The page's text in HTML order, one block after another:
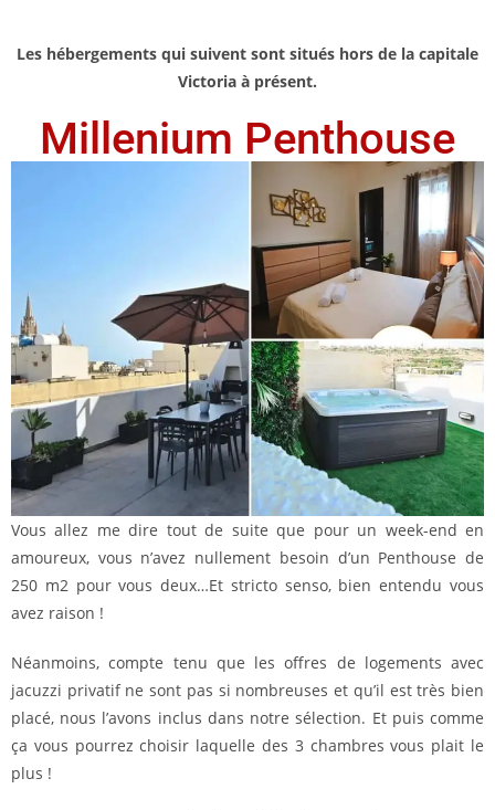
Les hébergements qui suivent sont situés hors de la capitale
Victoria à présent.
Millenium Penthouse
Vous allez me dire tout de suite que pour un week-end en
amoureux, vous n’avez nullement besoin d’un Penthouse de
250 m2 pour vous deux…Et stricto senso, bien entendu vous
avez raison !
Néanmoins, compte tenu que les offres de logements avec
jacuzzi privatif ne sont pas si nombreuses et qu’il est très bien
placé, nous l’avons inclus dans notre sélection. Et puis comme
ça vous pourrez choisir laquelle des 3 chambres vous plait le
plus !